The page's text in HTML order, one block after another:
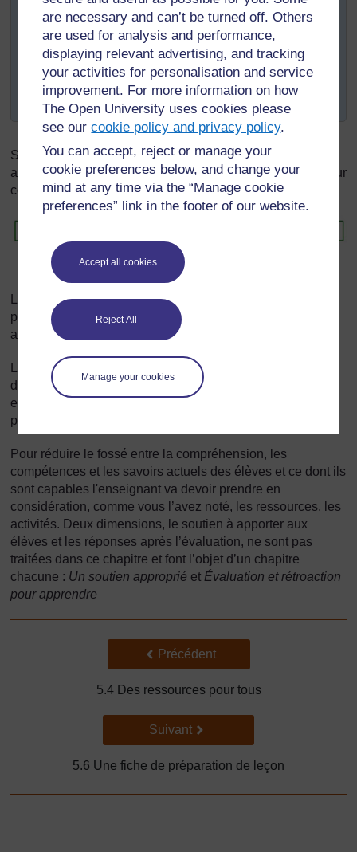
are necessary and can’t be turned off. Others
are used for analysis and performance,
displaying relevant advertising, and tracking
your activities for personalisation and service
improvement. For more information on how
The Open University uses cookies please
see ourcookie policy and privacy policy.
You can accept, reject or manage your
cookie preferences below, and change your
mind at any time via the “Manage cookie
preferences” link in the footer of our website.
Accept all cookies
Reject All
Manage your cookies
des aspects de votre préparation qui peuvent être
modulés de manière à répondre aux besoins de
chacun.
A côté de chaque aspect qui peut être modulé,
indiquez comment il peut être modulé et quels sont
les effets escomptés.
Selon Dickinson et Wright (1993, p. 3), l’enseignant peut
agir sur plusieurs aspects de la leçon et sa préparation pour
contribuer à la différenciation pédagogique :
Le plus souvent, les contenus sont fixés par les
programmes nationaux et ne peuvent donc pas être
adaptés.
Les résultats sont ceux que les enfants produisent, et sont
donc variables et ce n’est pas un aspect que les
enseignants peuvent contrôler directement lors de la
préparation.
Pour réduire le fossé entre la compréhension, les
compétences et les savoirs actuels des élèves et ce dont ils
sont capables l'enseignant va devoir prendre en
considération, comme vous l’avez noté, les ressources, les
activités. Deux dimensions, le soutien à apporter aux
élèves et les réponses après l’évaluation, ne sont pas
traitées dans ce chapitre et font l’objet d’un chapitre
chacune : Un soutien approprié et Évaluation et rétroaction
pour apprendre
Précédent
Précédent
5.4 Des ressources pour tous
Suivant
Suivant
5.6 Une fiche de préparation de leçon